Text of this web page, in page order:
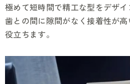
極めて短時間で精工な型をデザイ
歯との間に隙間がなく接着性が
役立ちます。